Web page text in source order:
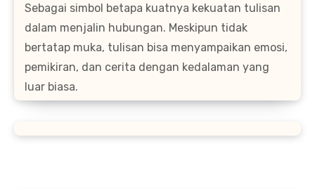
Sebagai simbol betapa kuatnya kekuatan tulisan
dalam menjalin hubungan. Meskipun tidak
bertatap muka, tulisan bisa menyampaikan emosi,
pemikiran, dan cerita dengan kedalaman yang
luar biasa.